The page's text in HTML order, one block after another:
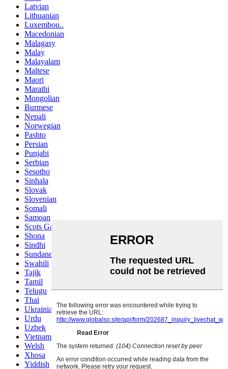
Latvian
Lithuanian
Luxembou..
Macedonian
Malagasy
Malay
Malayalam
Maltese
Maori
Marathi
Mongolian
Burmese
Nepali
Norwegian
Pashto
Persian
Punjabi
Serbian
Sesotho
Sinhala
Slovak
Slovenian
Somali
Samoan
Scots Gaelic
Shona
Sindhi
Sundanese
Swahili
Tajik
Tamil
Telugu
Thai
Ukrainian
Urdu
Uzbek
Vietnamese
Welsh
Xhosa
Yiddish